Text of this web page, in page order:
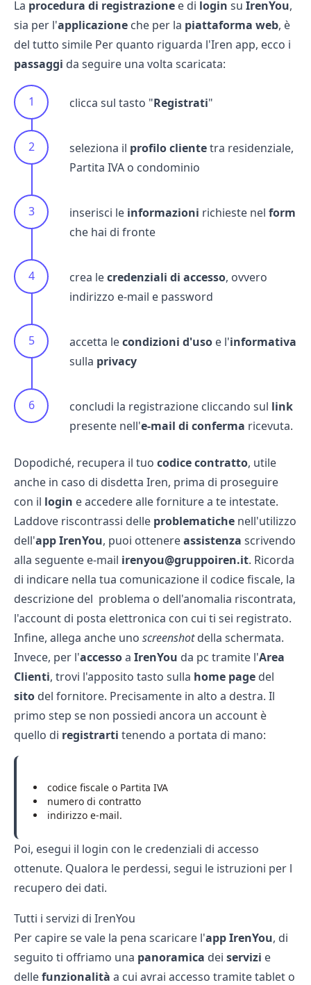
La procedura di registrazione e di login su IrenYou,
sia per l'applicazione che per la piattaforma web, è
del tutto simile Per quanto riguarda l'Iren app, ecco i
passaggi da seguire una volta scaricata:
clicca sul tasto "Registrati"
seleziona il profiloclientetra residenziale,
Partita IVA o condominio
inserisci le informazioni richieste nel form
che hai di fronte
crea lecredenziali di accesso, ovvero
indirizzo e-mail e password
accetta lecondizioni d'uso e l'informativa
sulla privacy
concludi la registrazione cliccando sul link
presente nell'e-mail di conferma ricevuta.
Dopodiché, recupera il tuo codicecontratto, utile
anche in caso di disdetta Iren, prima di proseguire
con il login e accedere alle forniture a te intestate.
Laddove riscontrassi delle problematiche nell'utilizzo
dell'appIrenYou, puoi ottenereassistenza scrivendo
alla seguente e-mail irenyou@gruppoiren.it. Ricorda
di indicare nella tua comunicazione il codice fiscale, la
descrizione del problema o dell'anomalia riscontrata,
l'account di posta elettronica con cui ti sei registrato.
Infine, allega anche uno screenshotdella schermata.
Invece, per l'accessoa IrenYou da pc tramite l'Area
Clienti, trovi l'apposito tasto sulla home page del
sito del fornitore. Precisamente in alto a destra. Il
primo step se non possiedi ancora un account è
quello di registrarti tenendo a portata di mano:
codice fiscale o Partita IVA
numero di contratto
indirizzo e-mail.
Poi, esegui il login con le credenziali di accesso
ottenute. Qualora le perdessi, segui le istruzioni per l
recupero dei dati.
Tutti i servizi di IrenYou
Per capire se vale la pena scaricare l'appIrenYou, di
seguito ti offriamo una panoramica dei servizi e
dellefunzionalità a cui avrai accesso tramite tablet o